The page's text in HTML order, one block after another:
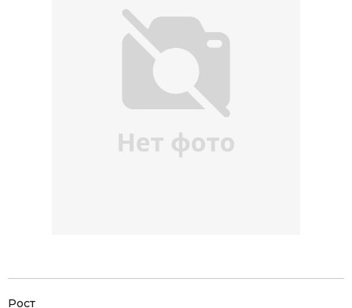
Рост